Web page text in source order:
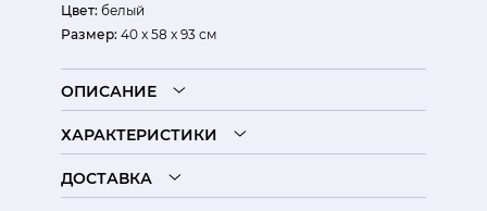
Цвет: белый
Размер: 40 x 58 x 93 см
ОПИСАНИЕ
ХАРАКТЕРИСТИКИ
ДОСТАВКА